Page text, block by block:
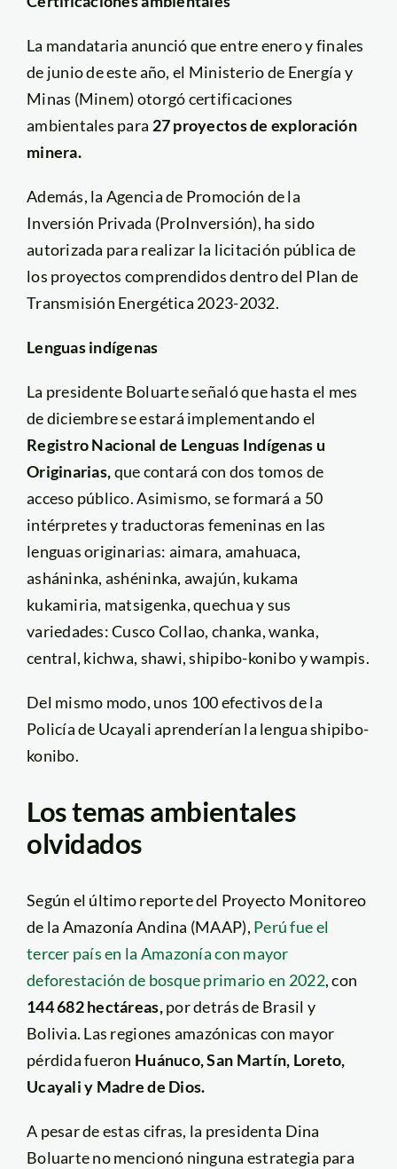
La mandataria anunció que entre enero y finales
de junio de este año, el Ministerio de Energía y
Minas (Minem) otorgó certificaciones
ambientales para 27 proyectos de exploración
minera.
Además, la Agencia de Promoción de la
Inversión Privada (ProInversión), ha sido
autorizada para realizar la licitación pública de
los proyectos comprendidos dentro del Plan de
Transmisión Energética 2023-2032.
Lenguas indígenas
La presidente Boluarte señaló que hasta el mes
de diciembre se estará implementando el
Registro Nacional de Lenguas Indígenas u
Originarias,que contará con dos tomos de
acceso público. Asimismo, se formará a 50
intérpretes y traductoras femeninas en las
lenguas originarias: aimara, amahuaca,
asháninka, ashéninka, awajún, kukama
kukamiria, matsigenka, quechua y sus
variedades: Cusco Collao, chanka, wanka,
central, kichwa, shawi, shipibo-konibo y wampis.
Del mismo modo, unos 100 efectivos de la
Policía de Ucayali aprenderían la lengua shipibo-
konibo.
Los temas ambientales
olvidados
Según el último reporte del Proyecto Monitoreo
de la Amazonía Andina (MAAP), Perú fue el
tercer país en la Amazonía con mayor
deforestación de bosque primario en 2022, con
144 682 hectáreas,por detrás de Brasil y
Bolivia. Las regiones amazónicas con mayor
pérdida fueron Huánuco, San Martín, Loreto,
Ucayali y Madre de Dios.
A pesar de estas cifras, la presidenta Dina
Boluarte no mencionó ninguna estrategia para